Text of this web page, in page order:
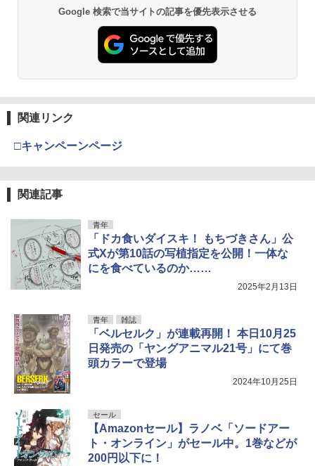
Google 検索で当サイトの記事を優先表示させる
関連リンク
□キャンペーンページ
関連記事
青年
「ドカ食いダイスキ！ もちづきさん」公
式Xが第10話の写植指定を公開！一体な
にを食べているのか……
2025年2月13日
青年 雑誌
「ベルセルク」が連載再開！ 本日10月25
日発売の「ヤングアニマル21号」にて巻
頭カラーで登場
2024年10月25日
セール
【Amazonセール】ラノベ「ソードアー
ト・オンライン」がセール中。1巻などが
200円以下に！